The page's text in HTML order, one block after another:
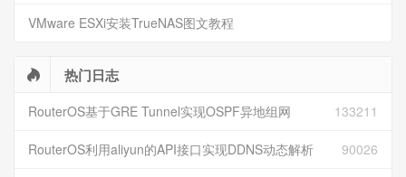
VMware ESXi安装TrueNAS图文教程
热门日志
133211
RouterOS基于GRE Tunnel实现OSPF异地组网
90026
RouterOS利用aliyun的API接口实现DDNS动态解析